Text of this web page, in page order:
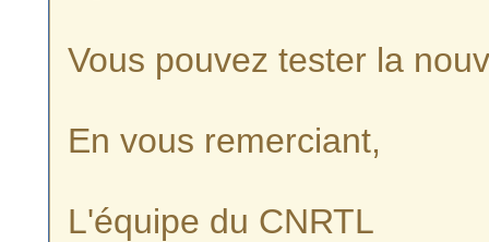
Vous pouvez tester la
En vous remerciant,
L'équipe du CNRTL